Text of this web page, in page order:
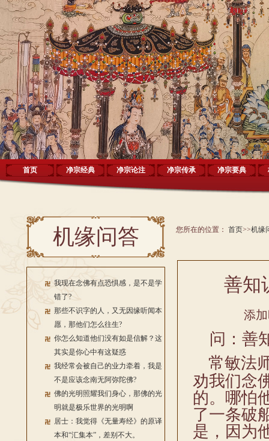
首页 净宗经典 净宗论注 净宗传承 净宗要典
机缘问答
我现在念佛有点恐惧感，是不是学
错了?
那些不识字的人，又无因缘听闻本
愿，那他们怎么往生?
你怎么知道他们没有如是信解？这
其实是你心中有这疑惑
我经常会被自己的业力牵着，我是
不是应该念南无阿弥陀佛?
佛的光明照耀我们身心，那佛的光
明就是极乐世界的光明啊
居士：我觉得《无量寿经》的原译
本和“汇集本”，差别不大。
您所在的位置： 首页>>机缘
善知
添
问：善
常敏法
劝我们念
的。哪怕
了一条破
是，因为